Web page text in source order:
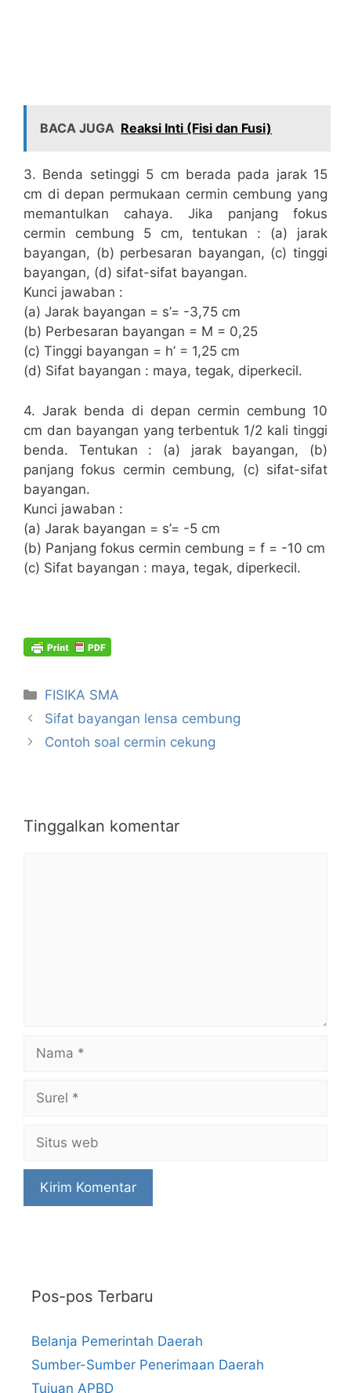
BACA JUGA Reaksi Inti (Fisi dan Fusi)
3. Benda setinggi 5 cm berada pada jarak 15
cm di depan permukaan cermin cembung yang
memantulkan cahaya. Jika panjang fokus
cermin cembung 5 cm, tentukan : (a) jarak
bayangan, (b) perbesaran bayangan, (c) tinggi
bayangan, (d) sifat-sifat bayangan.
Kunci jawaban :
(a) Jarak bayangan = s’= -3,75 cm
(b) Perbesaran bayangan = M = 0,25
(c) Tinggi bayangan = h’ = 1,25 cm
(d) Sifat bayangan : maya, tegak, diperkecil.
4. Jarak benda di depan cermin cembung 10
cm dan bayangan yang terbentuk 1/2 kali tinggi
benda. Tentukan : (a) jarak bayangan, (b)
panjang fokus cermin cembung, (c) sifat-sifat
bayangan.
Kunci jawaban :
(a) Jarak bayangan = s’= -5 cm
(b) Panjang fokus cermin cembung = f = -10 cm
(c) Sifat bayangan : maya, tegak, diperkecil.
Kategori
FISIKA SMA
Sifat bayangan lensa cembung
Contoh soal cermin cekung
Tinggalkan komentar
web
Pos-pos Terbaru
Belanja Pemerintah Daerah
Sumber-Sumber Penerimaan Daerah
Tujuan APBD